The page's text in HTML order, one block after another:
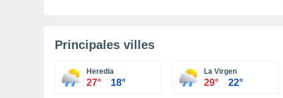
Principales villes
Heredia
27° 18°
La Virgen
29° 22°